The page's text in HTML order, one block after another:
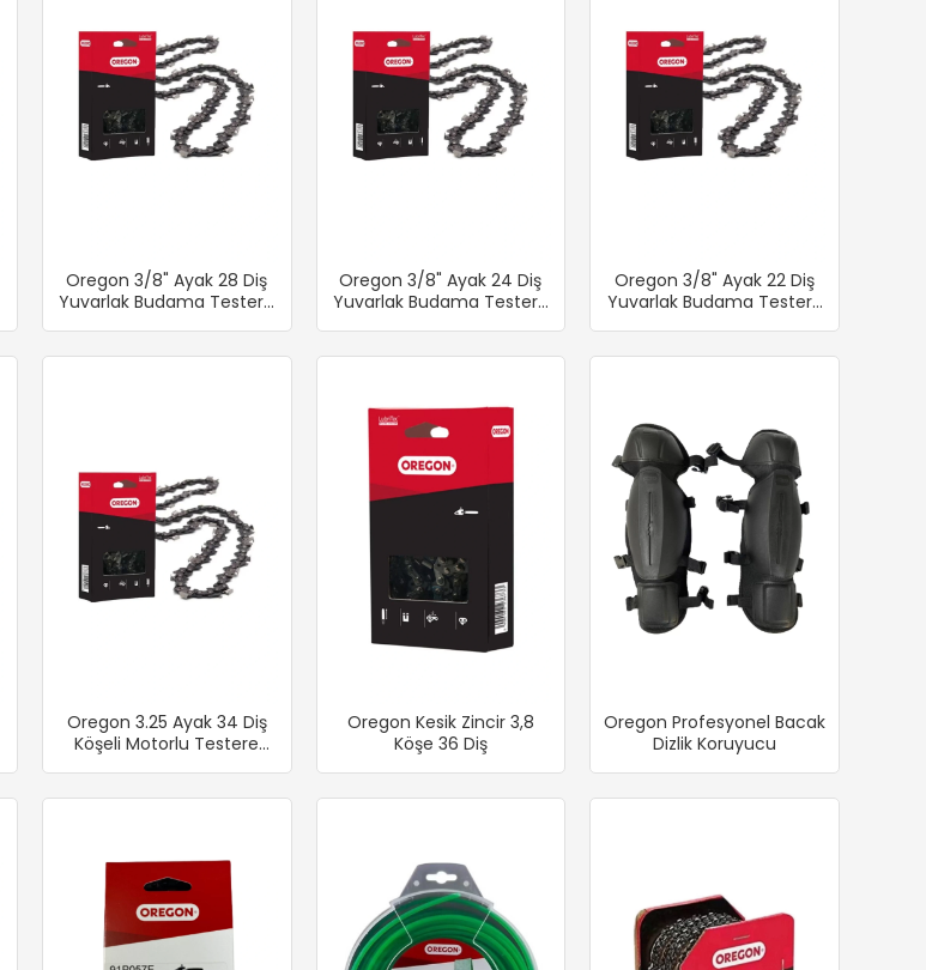
Oregon 3/8" Ayak 28 Diş
Yuvarlak Budama Testere
Oregon 3/8" Ayak 24 Diş
Yuvarlak Budama Testere
Oregon 3/8" Ayak 22 Diş
Yuvarlak Budama Testere
Oregon 3.25 Ayak 34 Diş
Köşeli Motorlu Testere
Oregon Kesik Zincir 3,8
Köşe 36 Diş
Oregon Profesyonel Bacak
Dizlik Koruyucu